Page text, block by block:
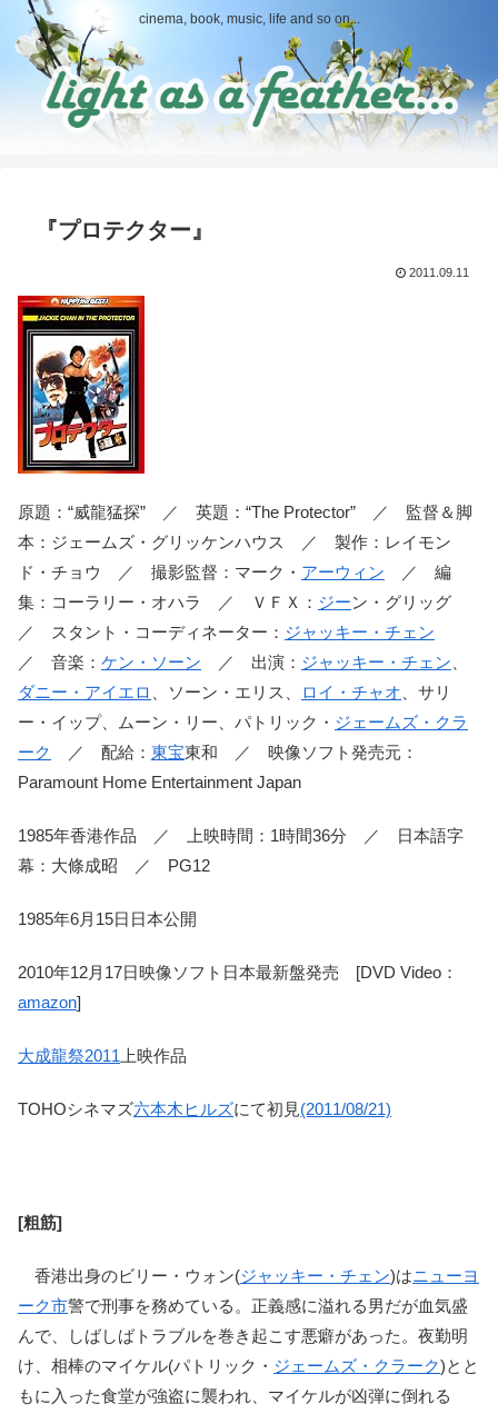
cinema, book, music, life and so on...
『プロテクター』
2011.09.11
原題：“威龍猛探” ／ 英題：“The Protector” ／ 監督＆脚
本：ジェームズ・グリッケンハウス ／ 製作：レイモン
ド・チョウ ／ 撮影監督：マーク・ アーウィン ／ 編
集：コーラリー・オハラ ／ ＶＦＸ： ジーン・グリッグ
／ スタント・コーディネーター： ジャッキー・チェン
／ 音楽： ケン・ソーン ／ 出演： ジャッキー・チェン
ダニー・アイエロ
、ソーン・エリス、 ロイ・チャオ 、サリ
ー・イップ、ムーン・リー、パトリック・ ジェームズ・クラ
ーク
／ 配給： 東宝東和 ／ 映像ソフト発売元：
Paramount Home Entertainment Japan
1985年香港作品 ／ 上映時間：1時間36分 ／ 日本語字
幕：大條成昭 ／ PG12
1985年6月15日日本公開
2010年12月17日映像ソフト日本最新盤発売 [DVD Video：
amazon]
大成龍祭2011 上映作品
TOHOシネマズ六本木ヒルズにて初見(2011/08/21)
[粗筋]
香港出身のビリー・ウォン(ジャッキー・チェン)はニューヨ
ーク市警で刑事を務めている。正義感に溢れる男だが血気盛
んで、しばしばトラブルを巻き起こす悪癖があった。夜勤明
け、相棒のマイケル(パトリック・ ジェームズ・クラーク)とと
もに入った食堂が強盗に襲われ、マイケルが凶弾に倒れる